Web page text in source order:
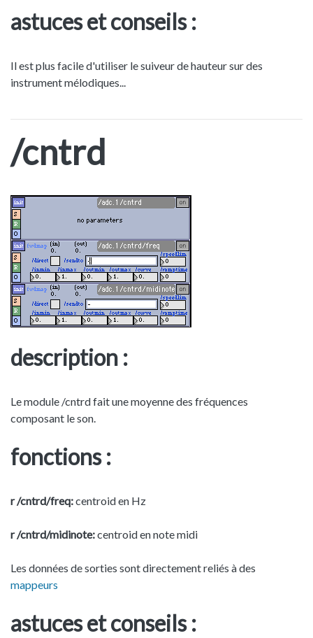
astuces et conseils :
Il est plus facile d'utiliser le suiveur de hauteur sur des
instrument mélodiques...
/cntrd
description :
Le module /cntrd fait une moyenne des fréquences
composant le son.
fonctions :
r /cntrd/freq:centroid en Hz
r /cntrd/midinote:centroid en note midi
Les données de sorties sont directement reliés à des
mappeurs
astuces et conseils :